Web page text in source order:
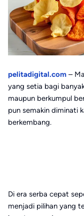
pelitadigital.com –
yang setia bagi
maupun berkumpul
pun semakin diminati
berkembang.
Di era serba cepat
menjadi pilihan yang